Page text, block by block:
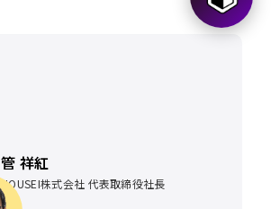
管 祥紅
HOUSEI株式会社 代表取締役社長